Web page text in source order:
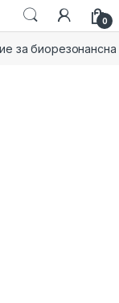
0
за биорезонансна